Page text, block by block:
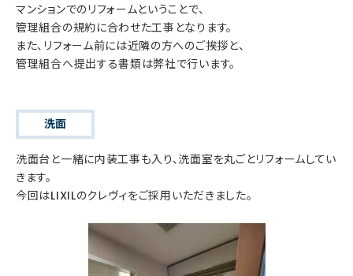
マンションでのリフォームということで、
管理組合の規約に合わせた工事となります。
また、リフォーム前には近隣の方へのご挨拶と、
管理組合へ提出する書類は弊社で行います。
洗面
洗面台と一緒に内装工事も入り、洗面室を丸ごとリフォームしてい
きます。
今回はLIXILのクレヴィをご採用いただきました。